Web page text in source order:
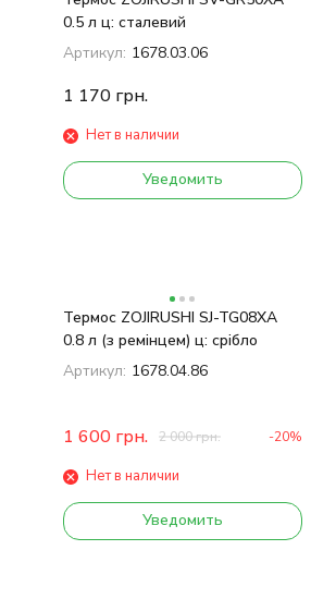
0.5 л ц: сталевий
Артикул: 1678.03.06
1 170 грн.
Нет в наличии
Уведомить
Термос ZOJIRUSHI SJ-TG08XA
0.8 л (з ремінцем) ц: срібло
Артикул: 1678.04.86
1 600 грн. 2 000грн. -20%
Нет в наличии
Уведомить